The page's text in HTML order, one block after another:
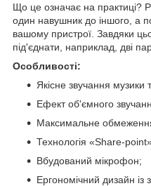
Що це означає на практиці?
один навушник до іншого, а
вашому пристрої. Завдяки
під'єднати, наприклад, дві
Особливості:
Якісне звучання музики
Ефект об'ємного
Максимальне
Технологія «Share-
Вбудований мікрофон;
Ергономічний дизайн